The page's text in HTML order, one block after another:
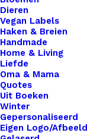
Dieren
Vegan Labels
Haken & Breien
Handmade
Home & Living
Liefde
Oma & Mama
Quotes
Uit Boeken
Winter
Gepersonaliseerd
Eigen Logo/